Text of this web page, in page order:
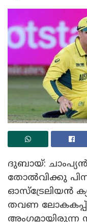
ദുബായ്:
തോൽവിക്കു
ഓസ്ട്രേലിയൻ
തവണ ലോകകപ്പ്
അംഗമായിരുന്ന